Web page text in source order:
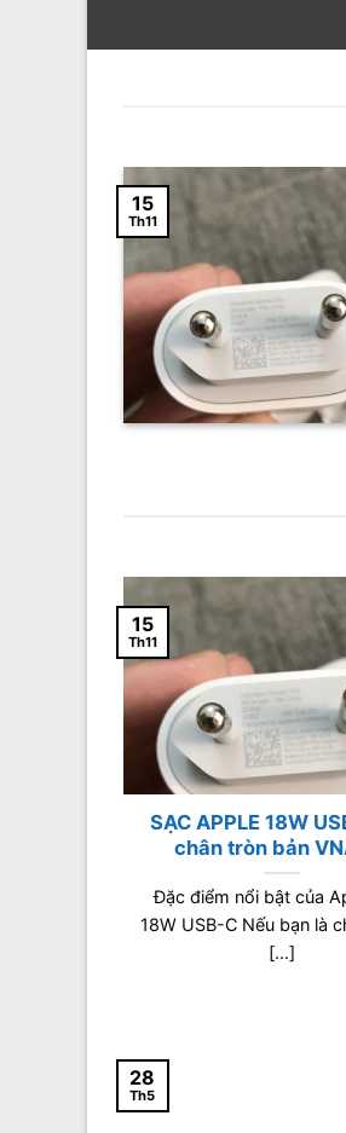
15
Th11
SẠC APPLE 18W
chân tròn bản
Đặc điểm nổi bật của
18W USB-C Nếu bạn là
[...]
15
Th11
28
Th5